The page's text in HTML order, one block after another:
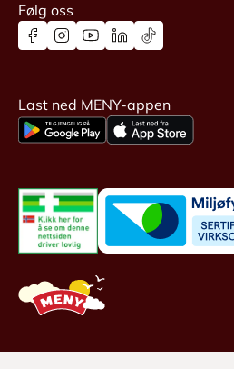
Følg oss
Last ned MENY-appen